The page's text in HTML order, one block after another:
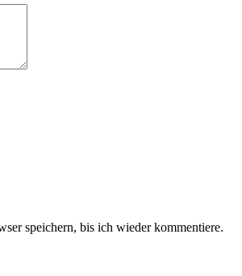
speichern, bis ich wieder kommentiere.